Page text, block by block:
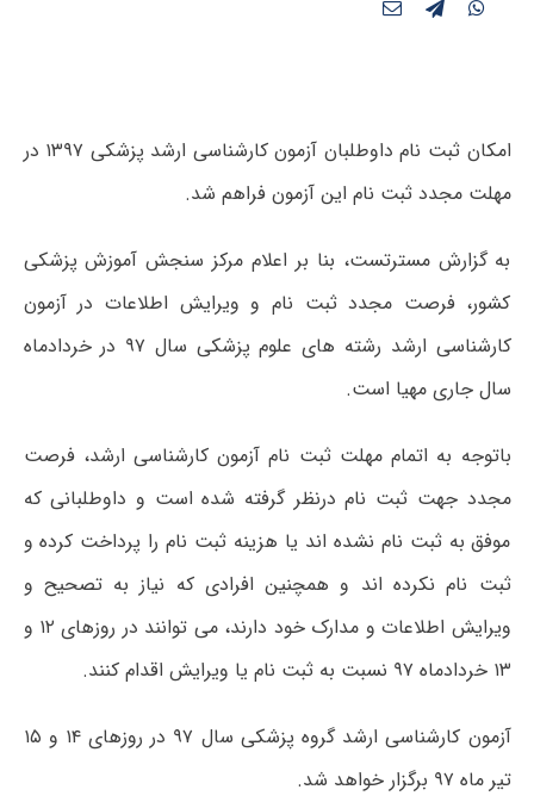
امکان ثبت نام داوطلبان آزمون کارشناسی ارشد پزشکی ۱۳۹۷ در
مهلت مجدد ثبت نام این آزمون فراهم شد.
به گزارش مسترتست، بنا بر اعلام مرکز سنجش آموزش پزشکی
کشور، فرصت مجدد ثبت نام و ویرایش اطلاعات در آزمون
کارشناسی ارشد رشته های علوم پزشکی سال ۹۷ در خردادماه
سال جاری مهیا است.
باتوجه به اتمام مهلت ثبت نام آزمون کارشناسی ارشد، فرصت
مجدد جهت ثبت نام درنظر گرفته شده است و داوطلبانی که
موفق به ثبت نام نشده اند یا هزینه ثبت نام را پرداخت کرده و
ثبت نام نکرده اند و همچنین افرادی که نیاز به تصحیح و
ویرایش اطلاعات و مدارک خود دارند، می توانند در روزهای ۱۲ و
۱۳ خردادماه ۹۷ نسبت به ثبت نام یا ویرایش اقدام کنند.
آزمون کارشناسی ارشد گروه پزشکی سال ۹۷ در روزهای ۱۴ و ۱۵
تیر ماه ۹۷ برگزار خواهد شد.